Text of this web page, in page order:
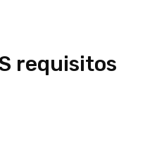
requisitos